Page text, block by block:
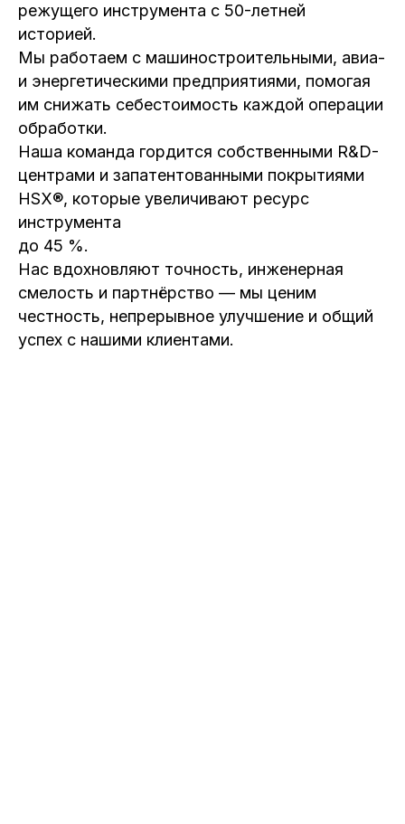
режущего инструмента с 50-летней
историей.
Мы работаем с машиностроительными, авиа-
и энергетическими предприятиями, помогая
им снижать себестоимость каждой операции
обработки.
Наша команда гордится собственными R&D-
центрами и запатентованными покрытиями
HSX®, которые увеличивают ресурс
инструмента
до 45 %.
Нас вдохновляют точность, инженерная
смелость и партнёрство — мы ценим
честность, непрерывное улучшение и общий
успех с нашими клиентами.